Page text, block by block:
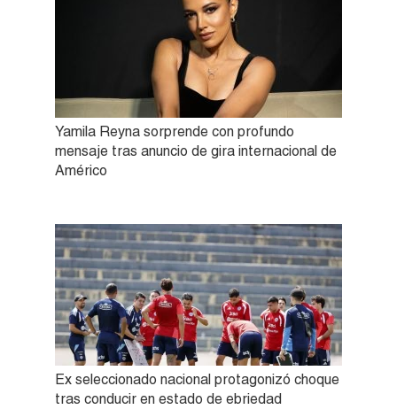
Yamila Reyna sorprende con profundo
mensaje tras anuncio de gira internacional de
Américo
Ex seleccionado nacional protagonizó choque
tras conducir en estado de ebriedad